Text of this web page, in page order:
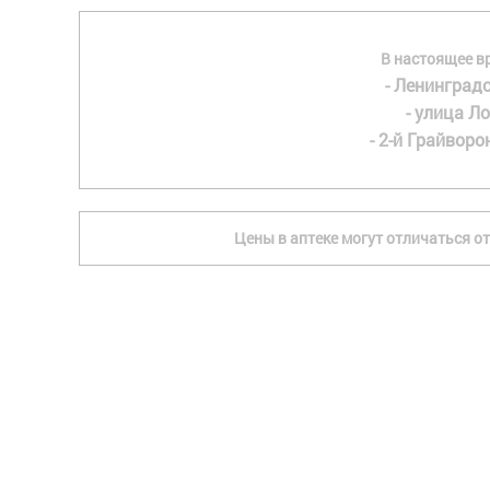
В настоящее
-
- улица
- 2-й
Цены в аптеке могут отличаться